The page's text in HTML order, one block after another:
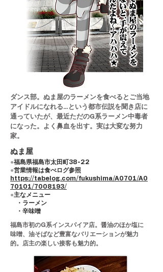
ダンス部。ぬま屋のラーメンを食べるとご当地
アイドルになれる…という都市伝説を聞き店に
通っていたが、最近ただのG系ラーメン中毒者
になった。よく鼻血を出す。実は大変な努力
家。
ぬま屋
●福島県福島市太田町38-22
●営業情報は食べログ参照
https://tabelog.com/fukushima/A0701/A0
70101/7008193/
●主なメニュー
・ラーメン
​ ・辛味噌
福島市初のG系インスパイア店。醤油のほか塩に
味噌、油そばなど豊富なバリエーションが魅力
的。店主の楽しい接客も魅力的。